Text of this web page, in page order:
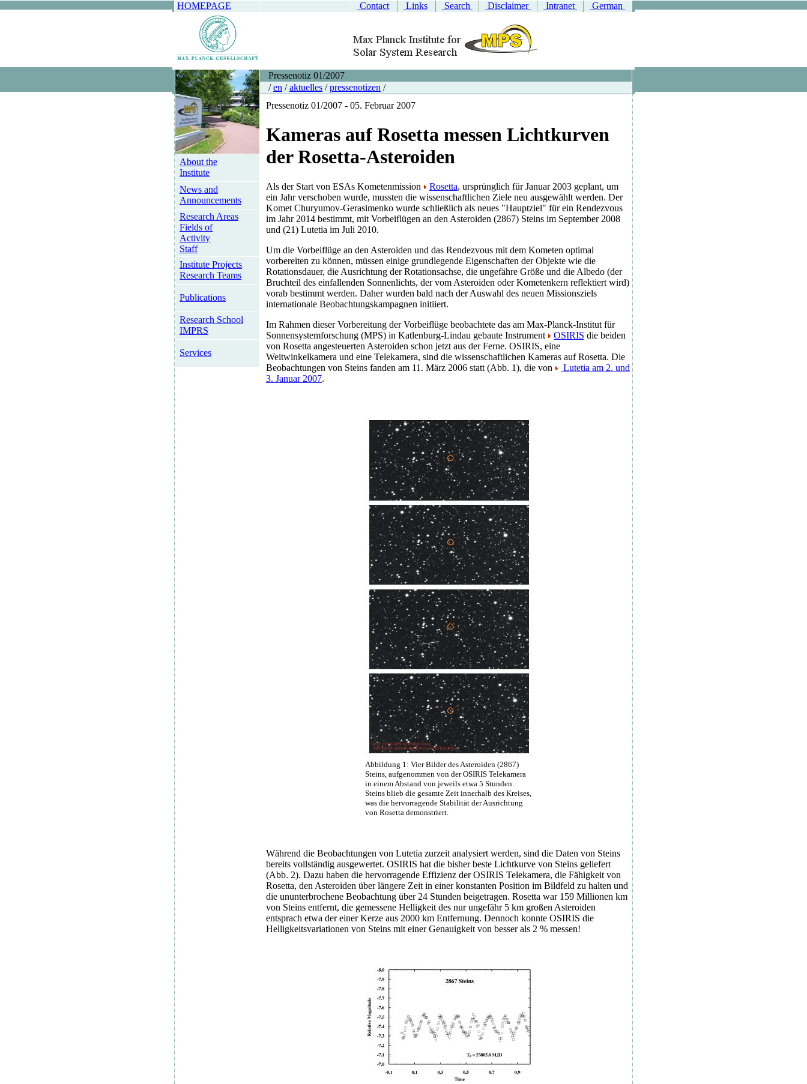
HOMEPAGE Contact Links Search Disclaimer Intranet German
About the
Institute
News and
Announcements
Research Areas
Fields of
Activity
Staff
Institute Projects
Research Teams
Publications
Research School
IMPRS
Services
Pressenotiz 01/2007
/en /aktuelles /pressenotizen /
Pressenotiz 01/2007 - 05. Februar 2007
Kameras auf Rosetta messen Lichtkurven
der Rosetta-Asteroiden
Als der Start von ESAs Kometenmission Rosetta, ursprünglich für Januar 2003 geplant, um
ein Jahr verschoben wurde, mussten die wissenschaftlichen Ziele neu ausgewählt werden. Der
Komet Churyumov-Gerasimenko wurde schließlich als neues "Hauptziel" für ein Rendezvous
im Jahr 2014 bestimmt, mit Vorbeiflügen an den Asteroiden (2867) Steins im September 2008
und (21) Lutetia im Juli 2010.
Um die Vorbeiflüge an den Asteroiden und das Rendezvous mit dem Kometen optimal
vorbereiten zu können, müssen einige grundlegende Eigenschaften der Objekte wie die
Rotationsdauer, die Ausrichtung der Rotationsachse, die ungefähre Größe und die Albedo (der
Bruchteil des einfallenden Sonnenlichts, der vom Asteroiden oder Kometenkern reflektiert wird)
vorab bestimmt werden. Daher wurden bald nach der Auswahl des neuen Missionsziels
internationale Beobachtungskampagnen initiiert.
Im Rahmen dieser Vorbereitung der Vorbeiflüge beobachtete das am Max-Planck-Institut für
Sonnensystemforschung (MPS) in Katlenburg-Lindau gebaute Instrument
OSIRIS die beiden
von Rosetta angesteuerten Asteroiden schon jetzt aus der Ferne. OSIRIS, eine
Weitwinkelkamera und eine Telekamera, sind die wissenschaftlichen Kameras auf Rosetta. Die
Beobachtungen von Steins fanden am 11. März 2006 statt (Abb. 1), die von
Lutetia am 2. und
3. Januar 2007.
Abbildung 1: Vier Bilder des Asteroiden (2867)
Steins, aufgenommen von der OSIRIS Telekamera
in einem Abstand von jeweils etwa 5 Stunden.
Steins blieb die gesamte Zeit innerhalb des Kreises,
was die hervorragende Stabilität der Ausrichtung
von Rosetta demonstriert.
Während die Beobachtungen von Lutetia zurzeit analysiert werden, sind die Daten von Steins
bereits vollständig ausgewertet. OSIRIS hat die bisher beste Lichtkurve von Steins geliefert
(Abb. 2). Dazu haben die hervorragende Effizienz der OSIRIS Telekamera, die Fähigkeit von
Rosetta, den Asteroiden über längere Zeit in einer konstanten Position im Bildfeld zu halten und
die ununterbrochene Beobachtung über 24 Stunden beigetragen. Rosetta war 159 Millionen km
von Steins entfernt, die gemessene Helligkeit des nur ungefähr 5 km großen Asteroiden
entsprach etwa der einer Kerze aus 2000 km Entfernung. Dennoch konnte OSIRIS die
Helligkeitsvariationen von Steins mit einer Genauigkeit von besser als 2 % messen!